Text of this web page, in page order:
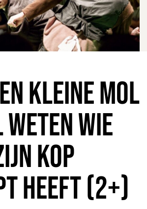
kleine mol
wie
kop
heeft (2+)